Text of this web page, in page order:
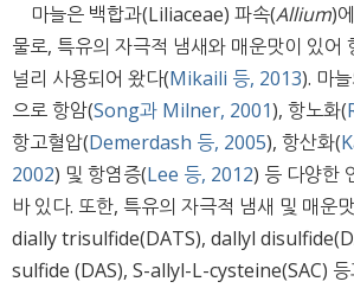
마늘은 백합과(Liliaceae) 파속(Allium)
물로, 특유의 자극적 냄새와 매운맛이 있어
널리 사용되어 왔다(Mikaili 등, 2013). 마
으로 항암(Song과 Milner, 2001), 항노화(
항고혈압(Demerdash 등, 2005), 항산화(
2002) 및 항염증(Lee 등, 2012) 등 다양한
바 있다. 또한, 특유의 자극적 냄새 및 매운
dially trisulfide(DATS), dallyl
sulfide (DAS), S-allyl-L-cysteine(SAC) 등